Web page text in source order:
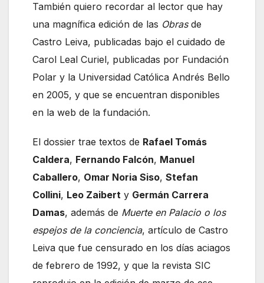
También quiero recordar al lector que hay
una magnífica edición de las Obras de
Castro Leiva, publicadas bajo el cuidado de
Carol Leal Curiel, publicadas por Fundación
Polar y la Universidad Católica Andrés Bello
en 2005, y que se encuentran disponibles
en la web de la fundación.
El dossier trae textos de Rafael Tomás
Caldera, Fernando Falcón, Manuel
Caballero, Omar Noria Siso, Stefan
Collini, Leo Zaibert y Germán Carrera
Damas, además de Muerte en Palacio o los
espejos de la conciencia, artículo de Castro
Leiva que fue censurado en los días aciagos
de febrero de 1992, y que la revista SIC